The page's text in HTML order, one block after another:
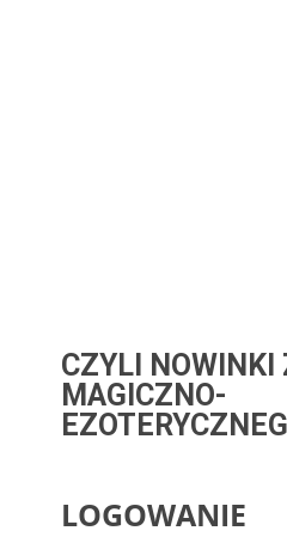
CZYLI NOWINKI
MAGICZNO-
LOGOWANIE